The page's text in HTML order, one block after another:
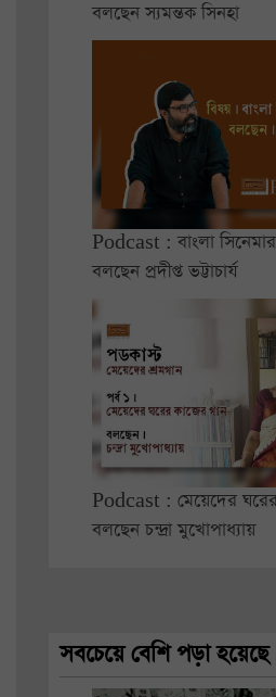
বলছেন স্যমন্তক সিনহা
Podcast : বাংলা
বলছেন প্রদীপ্ত ভট্টাচার্য
Podcast : মেয়েদের
বলছেন চন্দ্রা মুখোপাধ্যায়
সবচেয়ে বেশি পড়া হয়েছে